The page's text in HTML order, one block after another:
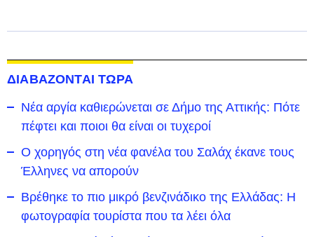
ΔΙΑΒΑΖΟΝΤΑΙ ΤΩΡΑ
Νέα αργία καθιερώνεται σε Δήμο της Αττικής: Πότε
πέφτει και ποιοι θα είναι οι τυχεροί
Ο χορηγός στη νέα φανέλα του Σαλάχ έκανε τους
Έλληνες να απορούν
Βρέθηκε το πιο μικρό βενζινάδικο της Ελλάδας: Η
φωτογραφία τουρίστα που τα λέει όλα